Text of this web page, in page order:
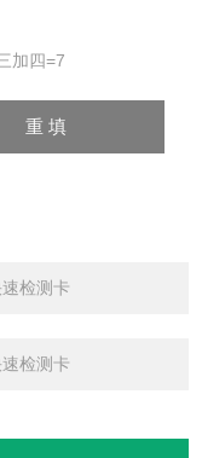
加四=7
检测卡
检测卡